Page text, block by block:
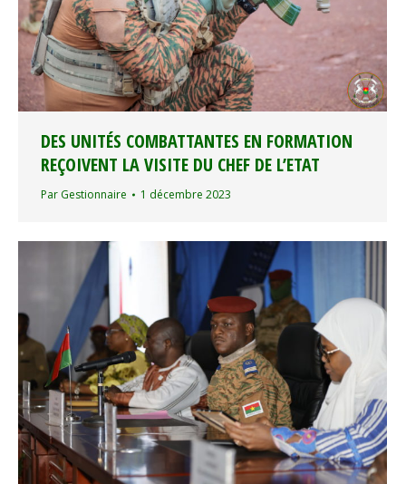
DES UNITÉS COMBATTANTES EN FORMATION
REÇOIVENT LA VISITE DU CHEF DE L’ETAT
Par Gestionnaire 1 décembre 2023